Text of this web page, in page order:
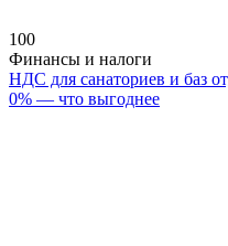
100
Финансы и налоги
НДС для санаториев и баз
0% — что выгоднее